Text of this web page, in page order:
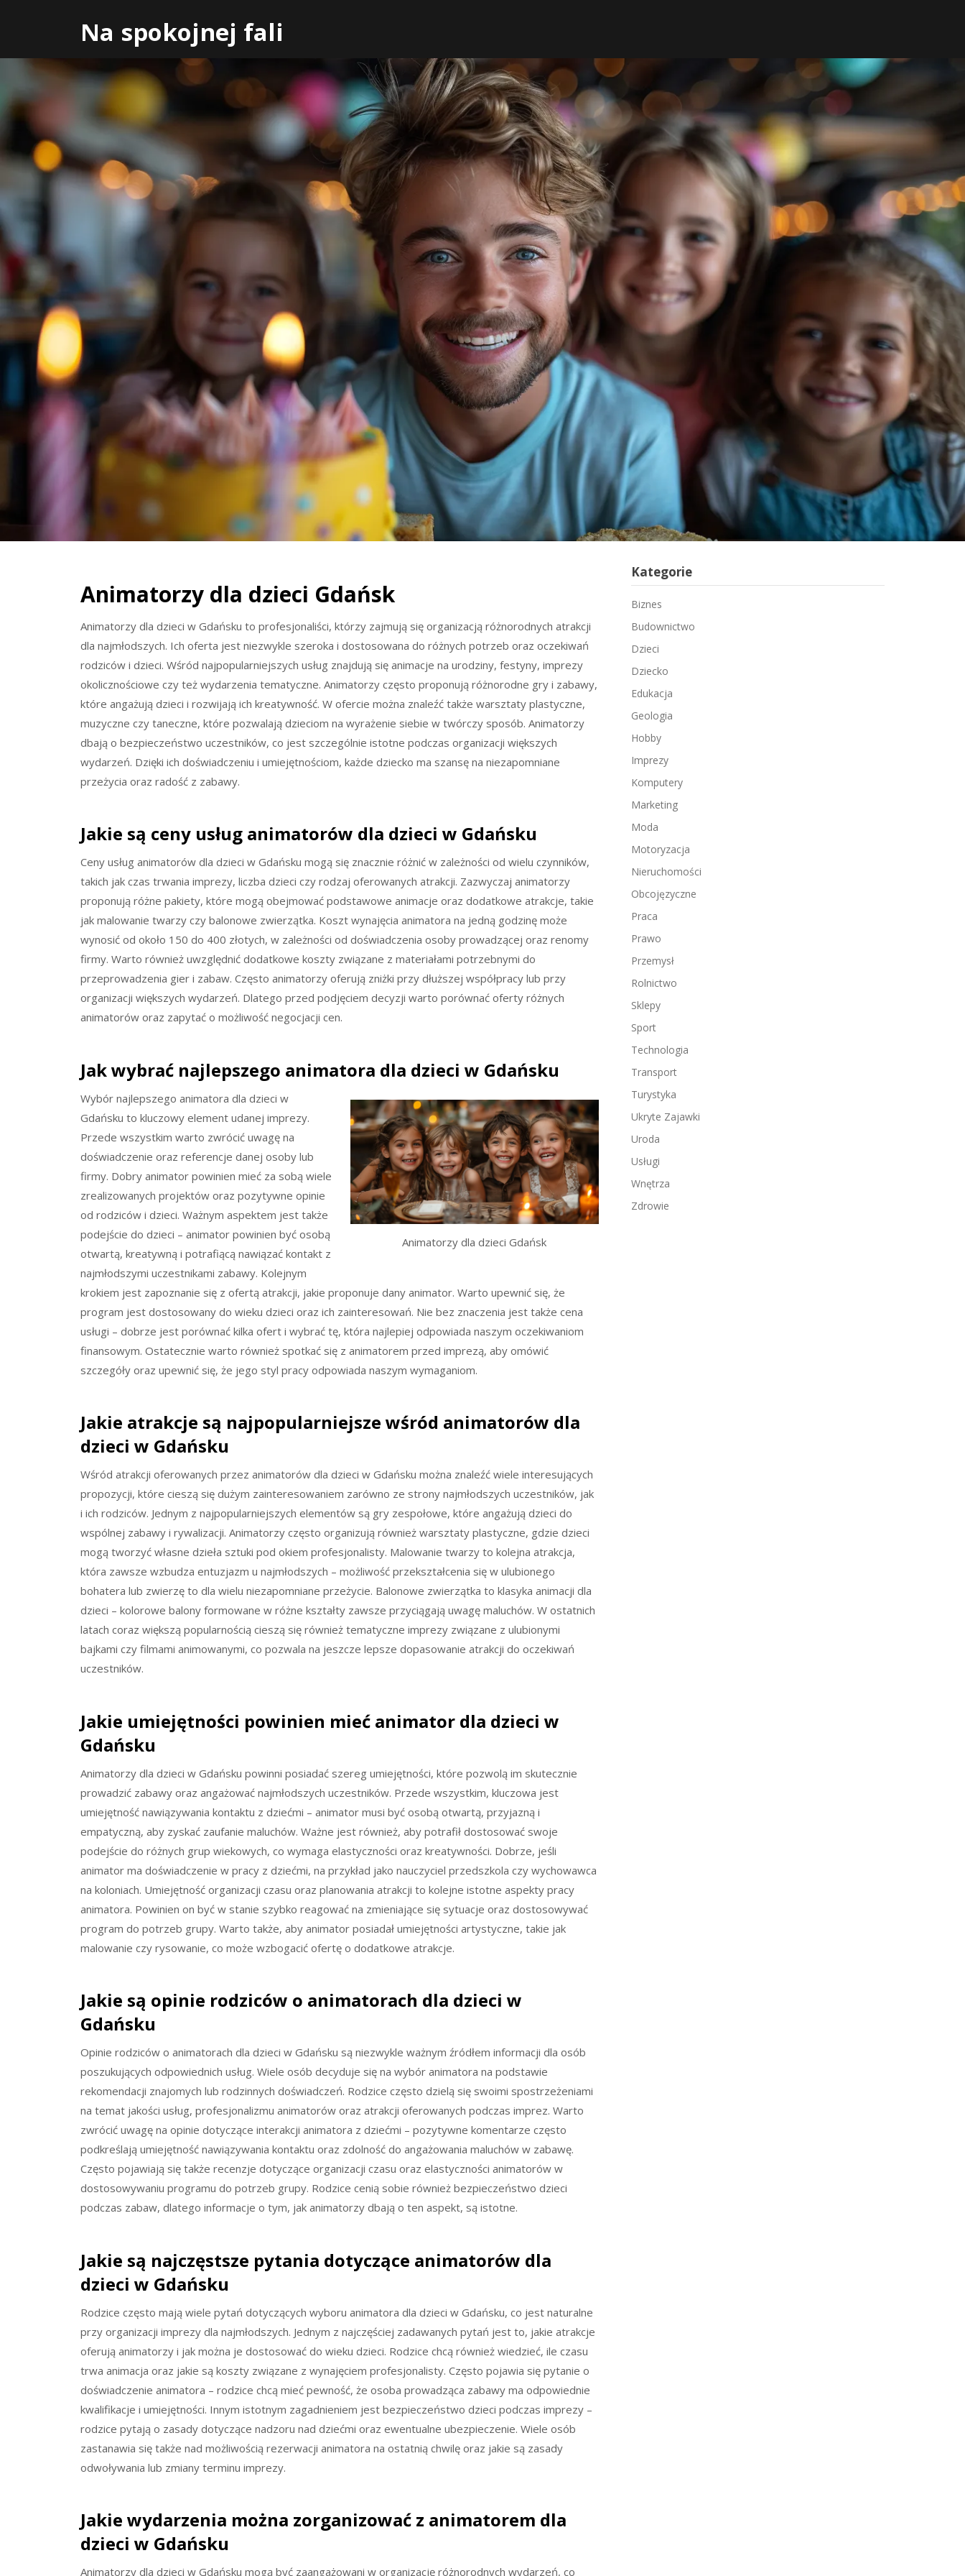
Na spokojnej fali
Animatorzy dla dzieci Gdańsk
Animatorzy dla dzieci w Gdańsku to profesjonaliści, którzy zajmują się organizacją różnorodnych atrakcji
dla najmłodszych. Ich oferta jest niezwykle szeroka i dostosowana do różnych potrzeb oraz oczekiwań
rodziców i dzieci. Wśród najpopularniejszych usług znajdują się animacje na urodziny, festyny, imprezy
okolicznościowe czy też wydarzenia tematyczne. Animatorzy często proponują różnorodne gry i zabawy,
które angażują dzieci i rozwijają ich kreatywność. W ofercie można znaleźć także warsztaty plastyczne,
muzyczne czy taneczne, które pozwalają dzieciom na wyrażenie siebie w twórczy sposób. Animatorzy
dbają o bezpieczeństwo uczestników, co jest szczególnie istotne podczas organizacji większych
wydarzeń. Dzięki ich doświadczeniu i umiejętnościom, każde dziecko ma szansę na niezapomniane
przeżycia oraz radość z zabawy.
Jakie są ceny usług animatorów dla dzieci w Gdańsku
Ceny usług animatorów dla dzieci w Gdańsku mogą się znacznie różnić w zależności od wielu czynników,
takich jak czas trwania imprezy, liczba dzieci czy rodzaj oferowanych atrakcji. Zazwyczaj animatorzy
proponują różne pakiety, które mogą obejmować podstawowe animacje oraz dodatkowe atrakcje, takie
jak malowanie twarzy czy balonowe zwierzątka. Koszt wynajęcia animatora na jedną godzinę może
wynosić od około 150 do 400 złotych, w zależności od doświadczenia osoby prowadzącej oraz renomy
firmy. Warto również uwzględnić dodatkowe koszty związane z materiałami potrzebnymi do
przeprowadzenia gier i zabaw. Często animatorzy oferują zniżki przy dłuższej współpracy lub przy
organizacji większych wydarzeń. Dlatego przed podjęciem decyzji warto porównać oferty różnych
animatorów oraz zapytać o możliwość negocjacji cen.
Jak wybrać najlepszego animatora dla dzieci w Gdańsku
Animatorzy dla dzieci Gdańsk
Wybór najlepszego animatora dla dzieci w
Gdańsku to kluczowy element udanej imprezy.
Przede wszystkim warto zwrócić uwagę na
doświadczenie oraz referencje danej osoby lub
firmy. Dobry animator powinien mieć za sobą wiele
zrealizowanych projektów oraz pozytywne opinie
od rodziców i dzieci. Ważnym aspektem jest także
podejście do dzieci – animator powinien być osobą
otwartą, kreatywną i potrafiącą nawiązać kontakt z
najmłodszymi uczestnikami zabawy. Kolejnym
krokiem jest zapoznanie się z ofertą atrakcji, jakie proponuje dany animator. Warto upewnić się, że
program jest dostosowany do wieku dzieci oraz ich zainteresowań. Nie bez znaczenia jest także cena
usługi – dobrze jest porównać kilka ofert i wybrać tę, która najlepiej odpowiada naszym oczekiwaniom
finansowym. Ostatecznie warto również spotkać się z animatorem przed imprezą, aby omówić
szczegóły oraz upewnić się, że jego styl pracy odpowiada naszym wymaganiom.
Jakie atrakcje są najpopularniejsze wśród animatorów dla
dzieci w Gdańsku
Wśród atrakcji oferowanych przez animatorów dla dzieci w Gdańsku można znaleźć wiele interesujących
propozycji, które cieszą się dużym zainteresowaniem zarówno ze strony najmłodszych uczestników, jak
i ich rodziców. Jednym z najpopularniejszych elementów są gry zespołowe, które angażują dzieci do
wspólnej zabawy i rywalizacji. Animatorzy często organizują również warsztaty plastyczne, gdzie dzieci
mogą tworzyć własne dzieła sztuki pod okiem profesjonalisty. Malowanie twarzy to kolejna atrakcja,
która zawsze wzbudza entuzjazm u najmłodszych – możliwość przekształcenia się w ulubionego
bohatera lub zwierzę to dla wielu niezapomniane przeżycie. Balonowe zwierzątka to klasyka animacji dla
dzieci – kolorowe balony formowane w różne kształty zawsze przyciągają uwagę maluchów. W ostatnich
latach coraz większą popularnością cieszą się również tematyczne imprezy związane z ulubionymi
bajkami czy filmami animowanymi, co pozwala na jeszcze lepsze dopasowanie atrakcji do oczekiwań
uczestników.
Jakie umiejętności powinien mieć animator dla dzieci w
Gdańsku
Animatorzy dla dzieci w Gdańsku powinni posiadać szereg umiejętności, które pozwolą im skutecznie
prowadzić zabawy oraz angażować najmłodszych uczestników. Przede wszystkim, kluczowa jest
umiejętność nawiązywania kontaktu z dziećmi – animator musi być osobą otwartą, przyjazną i
empatyczną, aby zyskać zaufanie maluchów. Ważne jest również, aby potrafił dostosować swoje
podejście do różnych grup wiekowych, co wymaga elastyczności oraz kreatywności. Dobrze, jeśli
animator ma doświadczenie w pracy z dziećmi, na przykład jako nauczyciel przedszkola czy wychowawca
na koloniach. Umiejętność organizacji czasu oraz planowania atrakcji to kolejne istotne aspekty pracy
animatora. Powinien on być w stanie szybko reagować na zmieniające się sytuacje oraz dostosowywać
program do potrzeb grupy. Warto także, aby animator posiadał umiejętności artystyczne, takie jak
malowanie czy rysowanie, co może wzbogacić ofertę o dodatkowe atrakcje.
Jakie są opinie rodziców o animatorach dla dzieci w
Gdańsku
Opinie rodziców o animatorach dla dzieci w Gdańsku są niezwykle ważnym źródłem informacji dla osób
poszukujących odpowiednich usług. Wiele osób decyduje się na wybór animatora na podstawie
rekomendacji znajomych lub rodzinnych doświadczeń. Rodzice często dzielą się swoimi spostrzeżeniami
na temat jakości usług, profesjonalizmu animatorów oraz atrakcji oferowanych podczas imprez. Warto
zwrócić uwagę na opinie dotyczące interakcji animatora z dziećmi – pozytywne komentarze często
podkreślają umiejętność nawiązywania kontaktu oraz zdolność do angażowania maluchów w zabawę.
Często pojawiają się także recenzje dotyczące organizacji czasu oraz elastyczności animatorów w
dostosowywaniu programu do potrzeb grupy. Rodzice cenią sobie również bezpieczeństwo dzieci
podczas zabaw, dlatego informacje o tym, jak animatorzy dbają o ten aspekt, są istotne.
Jakie są najczęstsze pytania dotyczące animatorów dla
dzieci w Gdańsku
Rodzice często mają wiele pytań dotyczących wyboru animatora dla dzieci w Gdańsku, co jest naturalne
przy organizacji imprezy dla najmłodszych. Jednym z najczęściej zadawanych pytań jest to, jakie atrakcje
oferują animatorzy i jak można je dostosować do wieku dzieci. Rodzice chcą również wiedzieć, ile czasu
trwa animacja oraz jakie są koszty związane z wynajęciem profesjonalisty. Często pojawia się pytanie o
doświadczenie animatora – rodzice chcą mieć pewność, że osoba prowadząca zabawy ma odpowiednie
kwalifikacje i umiejętności. Innym istotnym zagadnieniem jest bezpieczeństwo dzieci podczas imprezy –
rodzice pytają o zasady dotyczące nadzoru nad dziećmi oraz ewentualne ubezpieczenie. Wiele osób
zastanawia się także nad możliwością rezerwacji animatora na ostatnią chwilę oraz jakie są zasady
odwoływania lub zmiany terminu imprezy.
Jakie wydarzenia można zorganizować z animatorem dla
dzieci w Gdańsku
Animatorzy dla dzieci w Gdańsku mogą być zaangażowani w organizację różnorodnych wydarzeń, co
Kategorie
Biznes
Budownictwo
Dzieci
Dziecko
Edukacja
Geologia
Hobby
Imprezy
Komputery
Marketing
Moda
Motoryzacja
Nieruchomości
Obcojęzyczne
Praca
Prawo
Przemysł
Rolnictwo
Sklepy
Sport
Technologia
Transport
Turystyka
Ukryte Zajawki
Uroda
Usługi
Wnętrza
Zdrowie